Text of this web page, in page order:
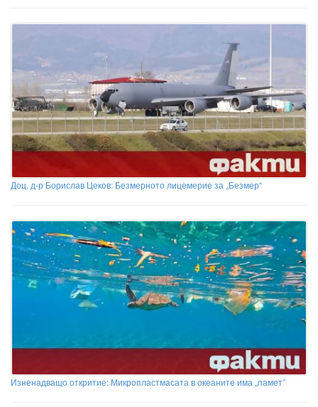
Доц. д-р Борислав Цеков: Безмерното лицемерие за „Безмер“
Изненадващо откритие: Микропластмасата в океаните има „памет”